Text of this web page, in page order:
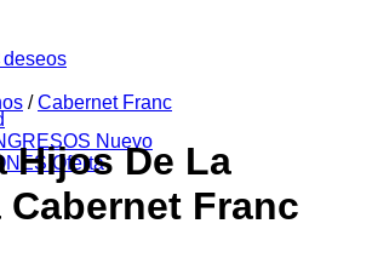
/ Cabernet Franc
Hijos De La
Cabernet Franc